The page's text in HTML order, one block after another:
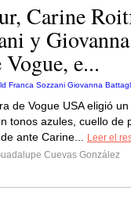
Carine
y Giovanna
e...
de Vogue USA eligió
tonos azules, cuello de
ante Carine...
Leer el
Cuevas González